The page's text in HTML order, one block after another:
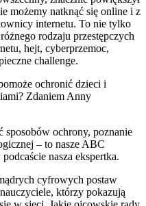
możemy natknąć się online i z
internetu. To nie tylko
rodzaju przestępczych
hejt, cyberprzemoc,
challenge.
ochronić dzieci i
Zdaniem Anny
sposobów ochrony, poznanie
– to nasze ABC
nasza ekspertka.
cyfrowych postaw
którzy pokazują